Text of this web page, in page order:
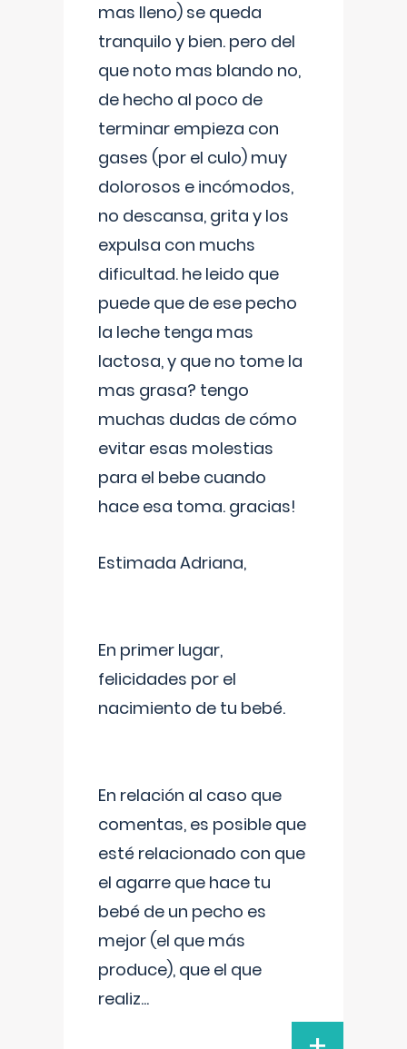
mas lleno) se queda
tranquilo y bien. pero del
que noto mas blando no,
de hecho al poco de
terminar empieza con
gases (por el culo) muy
dolorosos e incómodos,
no descansa, grita y los
expulsa con muchs
dificultad. he leido que
puede que de ese pecho
la leche tenga mas
lactosa, y que no tome la
mas grasa? tengo
muchas dudas de cómo
evitar esas molestias
para el bebe cuando
hace esa toma. gracias!
Estimada Adriana,
En primer lugar,
felicidades por el
nacimiento de tu bebé.
En relación al caso que
comentas, es posible que
esté relacionado con que
el agarre que hace tu
bebé de un pecho es
mejor (el que más
produce), que el que
realiz...